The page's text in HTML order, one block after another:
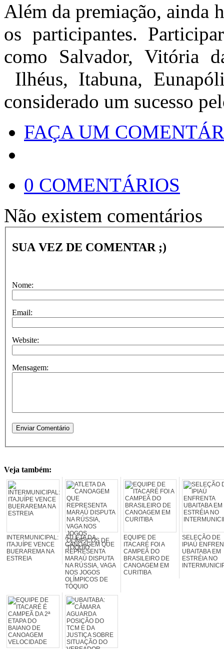
Além da premiação, ainda
os participantes.
como Salvador, Vitória
Ilhéus, Itabuna,
considerado um sucesso
FAÇA UM
0 COMENTÁRIOS
Não existem comentários
SUA VEZ DE COMENTAR ;)
Nome:
Email:
Website:
Mensagem:
Veja também:
INTERMUNICIPAL:
ITAJUÍPE VENCE
BUERAREMA NA
ESTREIA
ATLETA DA
CANOAGEM QUE
REPRESENTA
MARAÚ DISPUTA
NA RÚSSIA, VAGA
NOS JOGOS
OLÍMPICOS DE
TÓQUIO
EQUIPE DE
ITACARÉ FOI A
CAMPEÃ DO
BRASILEIRO DE
CANOAGEM EM
CURITIBA
SELEÇÃO DE
IPIAÚ
UBAITABA EM
ESTRÉIA NO